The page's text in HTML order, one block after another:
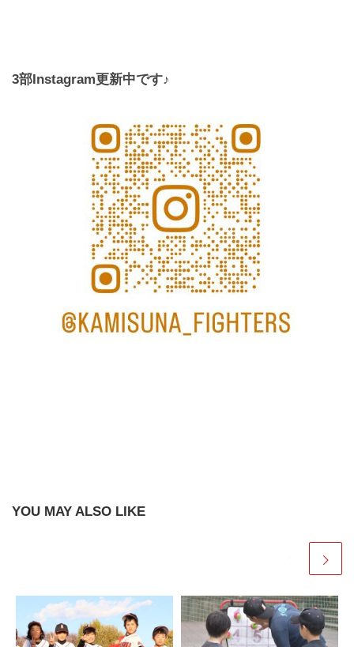
3部Instagram更新中です♪
YOU MAY ALSO LIKE